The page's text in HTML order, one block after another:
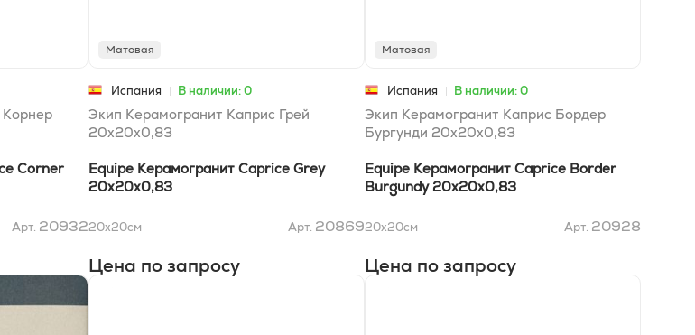
Corner
Арт. 20932
Матовая
Испания В наличии: 0
Экип Керамогранит Каприс Грей
20x20x0,83
Equipe Керамогранит Caprice Grey
20x20x0,83
20x20см Арт. 20869
Цена по запросу
Матовая
Испания В наличии: 0
Экип Керамогранит Каприс Бордер
Бургунди 20x20x0,83
Equipe Керамогранит Caprice Border
Burgundy 20x20x0,83
20x20см Арт. 20928
Цена по запросу